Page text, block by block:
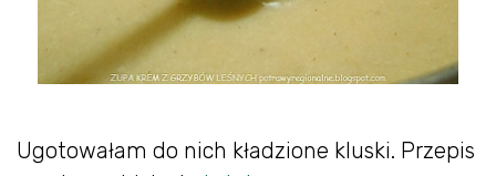
Ugotowałam do nich kładzione kluski. Przepis